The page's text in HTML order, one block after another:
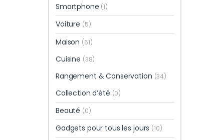
Smartphone (1)
Voiture (5)
Maison (61)
Cuisine (38)
Rangement & Conservation (34)
Collection d’été (0)
Beauté (0)
Gadgets pour tous les jours (10)